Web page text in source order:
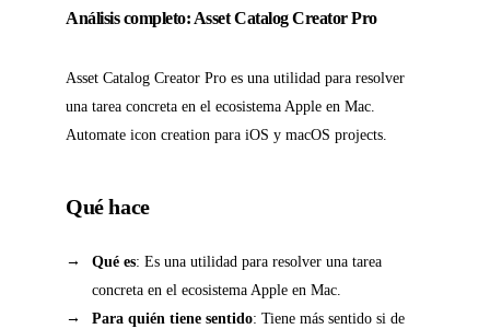
Análisis completo: Asset Catalog Creator Pro
Asset Catalog Creator Pro es una utilidad para resolver
una tarea concreta en el ecosistema Apple en Mac.
Automate icon creation para iOS y macOS projects.
Qué hace
Qué es: Es una utilidad para resolver una tarea
concreta en el ecosistema Apple en Mac.
Para quién tiene sentido: Tiene más sentido si de